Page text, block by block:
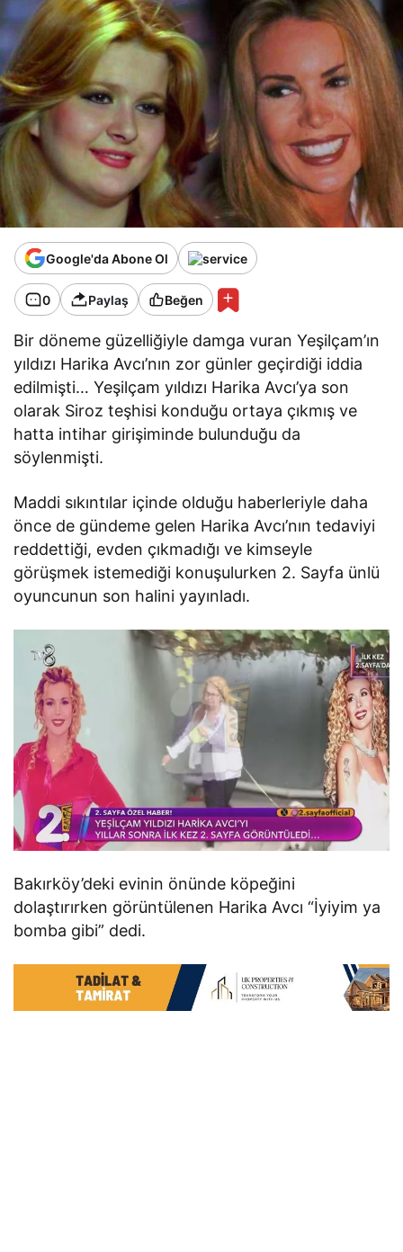
Google'da Abone Ol
0 Paylaş Beğen
Bir döneme güzelliğiyle damga vuran Yeşilçam’ın
yıldızı Harika Avcı’nın zor günler geçirdiği iddia
edilmişti… Yeşilçam yıldızı Harika Avcı’ya son
olarak Siroz teşhisi konduğu ortaya çıkmış ve
hatta intihar girişiminde bulunduğu da
söylenmişti.
Maddi sıkıntılar içinde olduğu haberleriyle daha
önce de gündeme gelen Harika Avcı’nın tedaviyi
reddettiği, evden çıkmadığı ve kimseyle
görüşmek istemediği konuşulurken 2. Sayfa ünlü
oyuncunun son halini yayınladı.
Bakırköy’deki evinin önünde köpeğini
dolaştırırken görüntülenen Harika Avcı “İyiyim ya
bomba gibi” dedi.